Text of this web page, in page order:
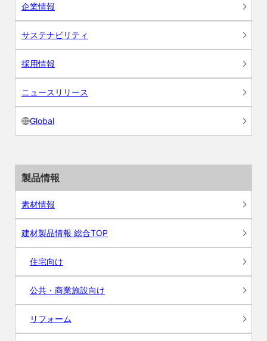
企業情報
サステナビリティ
採用情報
ニュースリリース
Global
製品情報
素材情報
建材製品情報 総合TOP
住宅向け
公共・商業施設向け
リフォーム